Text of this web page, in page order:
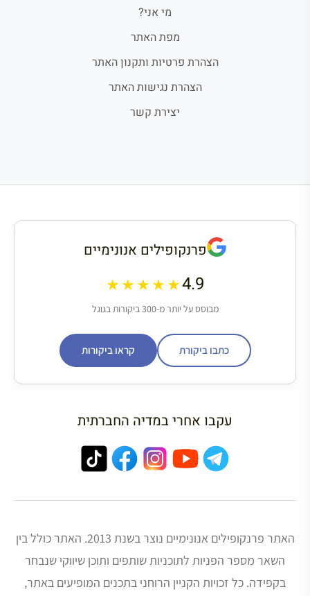
מי אני?
מפת האתר
הצהרת פרטיות ותקנון האתר
הצהרת נגישות האתר
יצירת קשר
פרנקופילים אנונימיים
4.9
★★★★★
מבוסס על יותר מ-300 ביקורות בגוגל
כתבו ביקורת קראו ביקורות
עקבו אחרי במדיה החברתית
האתר פרנקופילים אנונימיים נוצר בשנת 2013. האתר כולל בין
השאר מספר הפניות לתוכניות שותפים ותוכן שיווקי שנבחר
בקפידה. כל זכויות הקניין הרוחני בתכנים המופיעים באתר,